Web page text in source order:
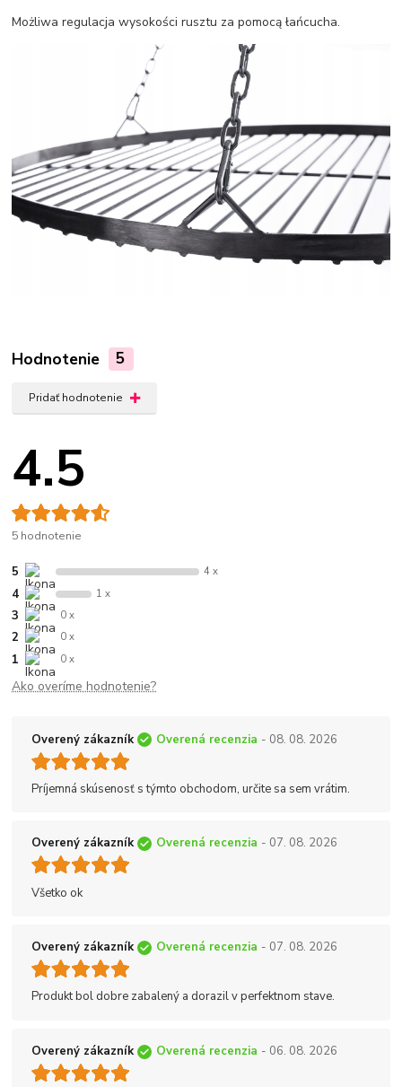
Możliwa regulacja wysokości rusztu za pomocą łańcucha.
Hodnotenie 5
Pridať hodnotenie
4.5
5 hodnotenie
5 4 x
4 1 x
3 0 x
2 0 x
1 0 x
Ako overíme hodnotenie?
Overený zákazník Overená recenzia - 08. 08. 2026
Príjemná skúsenosť s týmto obchodom, určite sa sem vrátim.
Overený zákazník Overená recenzia - 07. 08. 2026
Všetko ok
Overený zákazník Overená recenzia - 07. 08. 2026
Produkt bol dobre zabalený a dorazil v perfektnom stave.
Overený zákazník Overená recenzia - 06. 08. 2026